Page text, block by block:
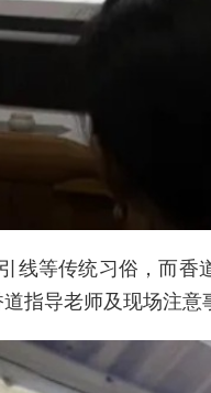
线等传统习俗，而
指导老师及现场注意